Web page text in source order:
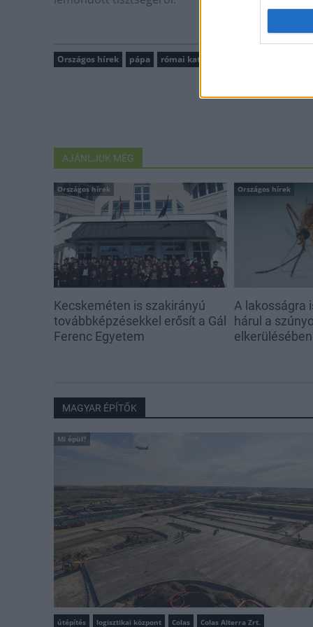
Országos hírek pápa római katolikus
AJÁNLJUK MÉG
Országos hírek
Kecskeméten is szakirányú
továbbképzésekkel erősít a Gál
Ferenc Egyetem
Országos hírek
A lakosságra
hárul a
elkerülésében
MAGYAR ÉPÍTŐK
Mi épül?
útépítés logisztikai központ Colas Colas Alterra Zrt.